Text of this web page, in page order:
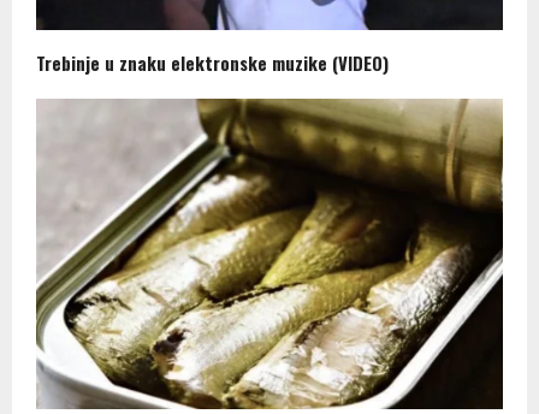
Trebinje u znaku elektronske muzike (VIDEO)